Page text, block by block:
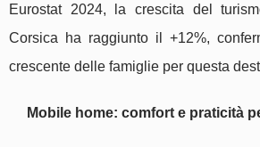
Eurostat 2024, la crescita del
Corsica ha raggiunto il +12%,
crescente delle famiglie per questa
Mobile home: comfort e praticità